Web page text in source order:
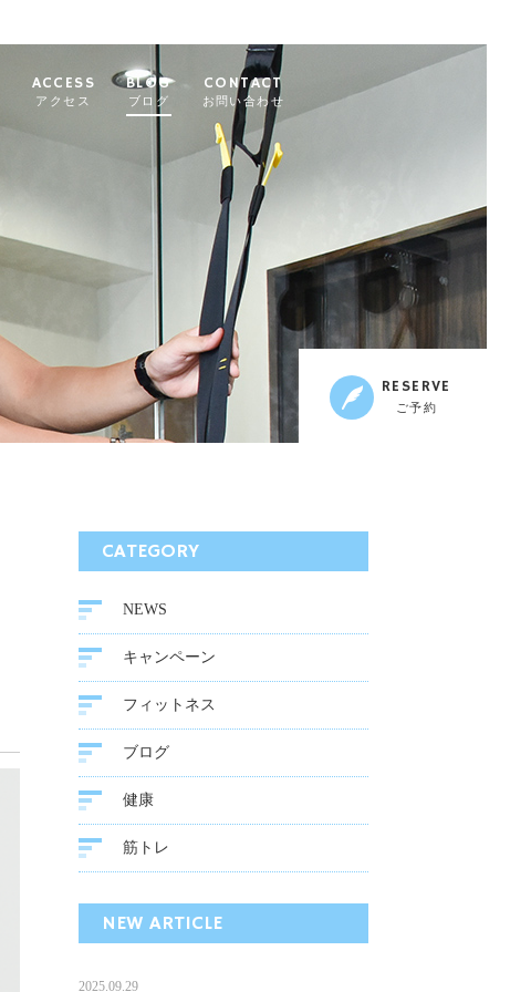
ACCESS
アクセス
BLOG
ブログ
CONTACT
お問い合わせ
RESERVE
ご予約
CATEGORY
NEWS
キャンペーン
フィットネス
ブログ
健康
筋トレ
NEW ARTICLE
2025.09.29